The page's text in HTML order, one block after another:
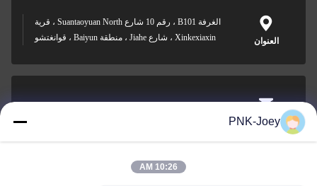
العنوان
الغرفة B101 ، رقم 10 شارع Suantaoyuan North ، قرية
Xinkexiaxin ، شارع Jiahe ، منطقة Baiyun ، قوانغتشو
البريد
xianzhihao@gzxingchao.infoPNK-Joey
10:26 AM